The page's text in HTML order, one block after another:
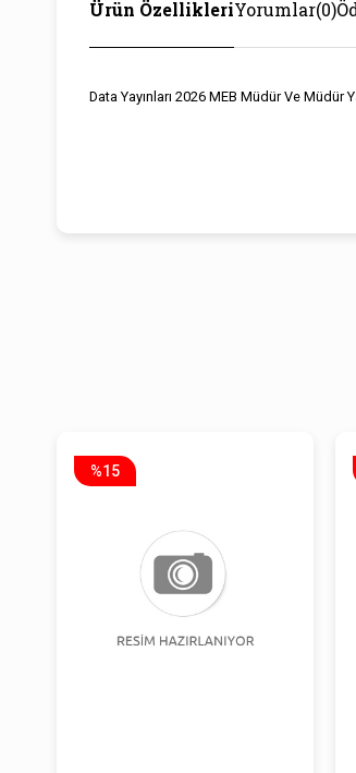
Ürün ÖzellikleriYorumlar(0)
Data Yayınları 2026 MEB Müdür Ve Müdür
%15